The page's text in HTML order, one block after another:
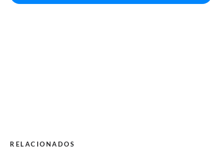
RELACIONADOS